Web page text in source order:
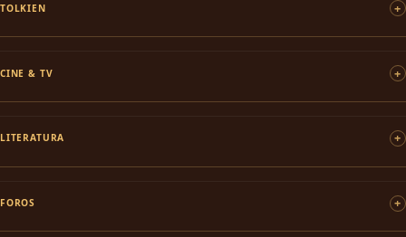
TOLKIEN
CINE & TV
LITERATURA
FOROS